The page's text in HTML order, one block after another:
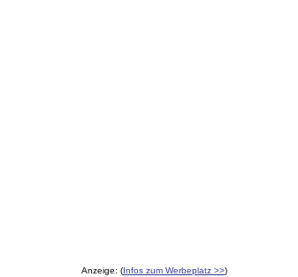
Anzeige: (Infos zum Werbeplatz >>)